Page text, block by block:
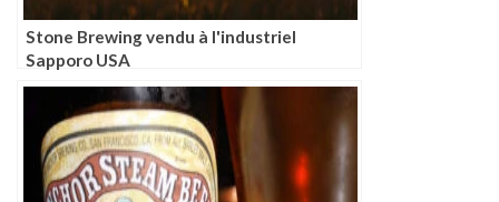
Stone Brewing vendu à l'industriel
Sapporo USA